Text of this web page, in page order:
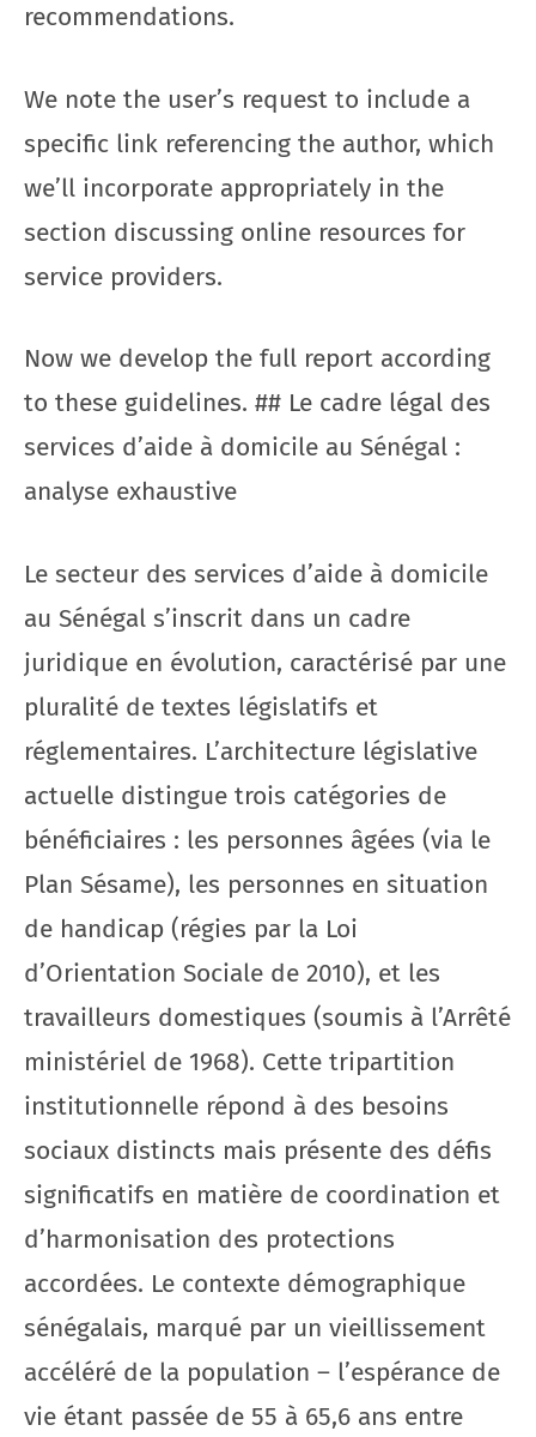
recommendations.
We note the user’s request to include a
specific link referencing the author, which
we’ll incorporate appropriately in the
section discussing online resources for
service providers.
Now we develop the full report according
to these guidelines. ## Le cadre légal des
services d’aide à domicile au Sénégal :
analyse exhaustive
Le secteur des services d’aide à domicile
au Sénégal s’inscrit dans un cadre
juridique en évolution, caractérisé par une
pluralité de textes législatifs et
réglementaires. L’architecture législative
actuelle distingue trois catégories de
bénéficiaires : les personnes âgées (via le
Plan Sésame), les personnes en situation
de handicap (régies par la Loi
d’Orientation Sociale de 2010), et les
travailleurs domestiques (soumis à l’Arrêté
ministériel de 1968). Cette tripartition
institutionnelle répond à des besoins
sociaux distincts mais présente des défis
significatifs en matière de coordination et
d’harmonisation des protections
accordées. Le contexte démographique
sénégalais, marqué par un vieillissement
accéléré de la population – l’espérance de
vie étant passée de 55 à 65,6 ans entre